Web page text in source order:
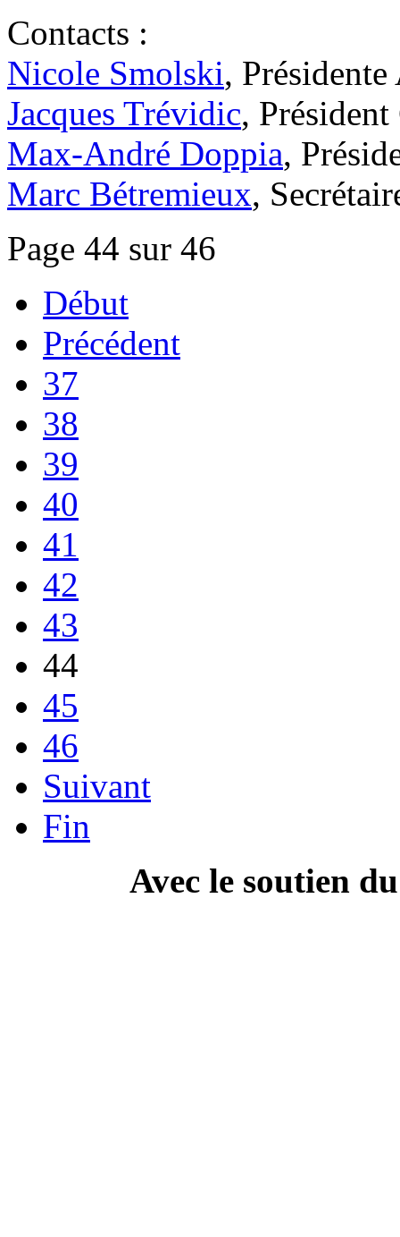
Contacts :
Nicole Smolski,
Jacques Trévidic,
Max-André Doppia,
Marc Bétremieux,
Page 44 sur 46
Début
Précédent
37
38
39
40
41
42
43
44
45
46
Suivant
Fin
Avec le soutien